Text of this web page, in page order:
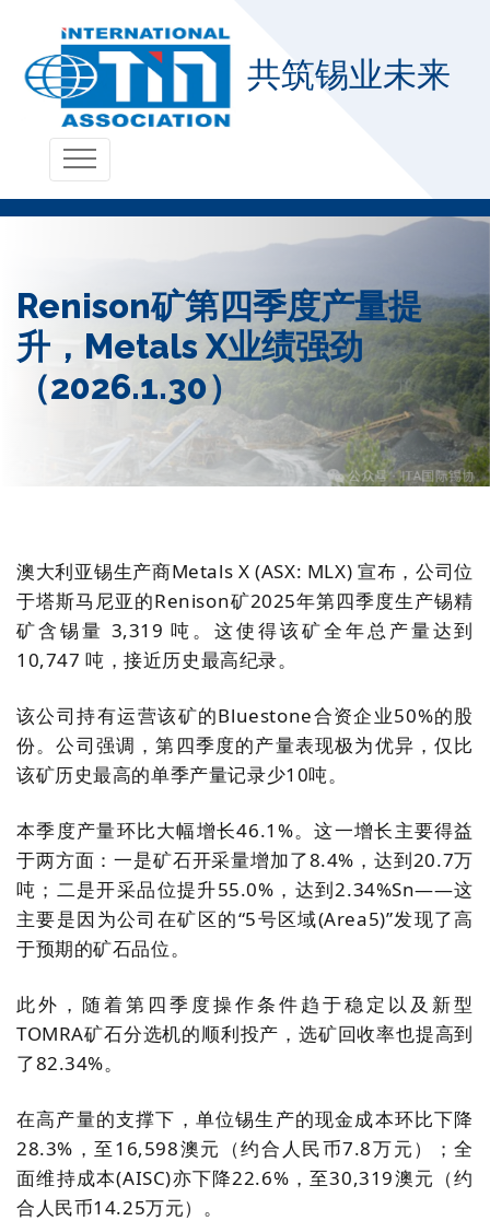
共筑锡业未来
Renison矿第四季度产量提
升，Metals X业绩强劲
（2026.1.30）
澳大利亚锡生产商Metals X (ASX: MLX) 宣布 ，公司位
于塔斯马尼亚的Renison矿2025年第四季度生产锡精
矿含锡量 3,319吨。这使得该矿全年总产量达到
10,747吨，接近历史最高纪录。
该公司持有运营该矿的Bluestone合资企业50%的股
份。公司强调，第四季度的产量表现极为优异，仅比
该矿历史最高的单季产量记录少10吨。
本季度产量环比大幅增长46.1%。这一增长主要得益
于两方面：一是矿石开采量增加了8.4%，达到20.7万
吨；二是开采品位提升55.0%，达到2.34%Sn——这
主要是因为公司在矿区的“5号区域(Area5)”发现了高
于预期的矿石品位。
此外，随着第四季度操作条件趋于稳定以及新型
TOMRA矿石分选机的顺利投产，选矿回收率也提高到
了82.34%。
在高产量的支撑下，单位锡生产的现金成本环比下降
28.3%，至16,598澳元（约合人民币7.8万元）；全
面维持成本(AISC)亦下降22.6%，至30,319澳元（约
合人民币14.25万元）。